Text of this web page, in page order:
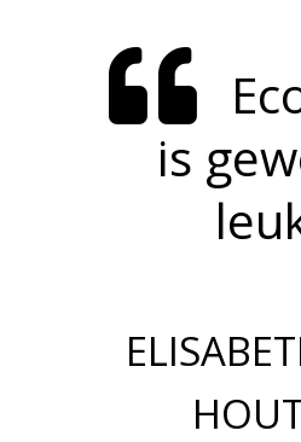
is